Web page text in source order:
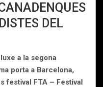
DEL
a la segona
porta a Barcelona,
festival FTA – Festival